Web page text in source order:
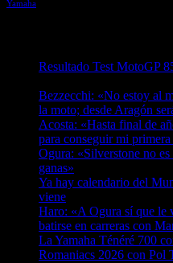
Yamaha
Resultado Test MotoGP
Bezzecchi: «No estoy al
la moto; desde Aragón
Acosta: «Hasta final de
para conseguir mi
Ogura: «Silverstone no
ganas»
Ya hay calendario del
viene
Haro: «A Ogura sí que le
batirse en carreras con
La Yamaha Ténéré 700
Romaniacs 2026 con Pol